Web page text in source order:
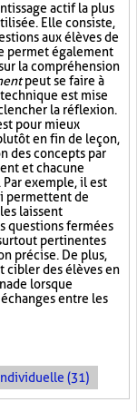
actif la plus
Elle consiste,
aux élèves de
permet également
la compréhension
peut se faire à
est mise
la réflexion.
pour mieux
en fin de leçon,
des concepts par
et chacune
exemple, il est
permettent de
laissent
questions fermées
pertinentes
précise. De plus,
cibler des élèves en
lorsque
entre les
(31)